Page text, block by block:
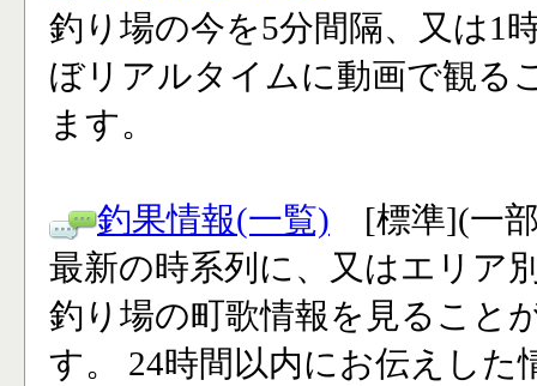
釣り場の今を5分間隔、又は1
ぼリアルタイムに動画で観る
ます。
釣果情報(一覧) [標準](一
最新の時系列に、又はエリア
釣り場の町歌情報を見ること
す。 24時間以内にお伝えした